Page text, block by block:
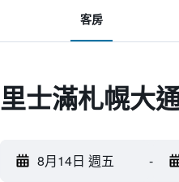
客房
里士滿札幌大
8月14日 週五 -